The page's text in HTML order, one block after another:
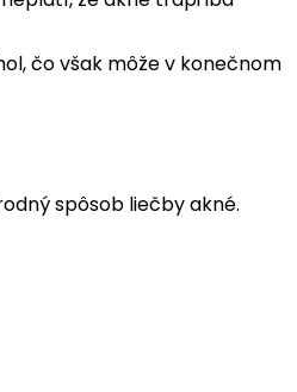
čo však môže v konečnom
spôsob liečby akné.